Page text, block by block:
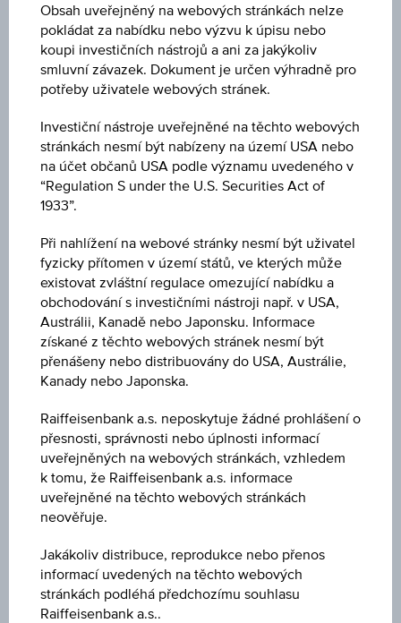
EVROPA
Obsah uveřejněný na webových stránkách nelze
pokládat za nabídku nebo výzvu k úpisu nebo
koupi investičních nástrojů a ani za jakýkoliv
smluvní závazek. Dokument je určen výhradně pro
potřeby uživatele webových stránek.
Investiční nástroje uveřejněné na těchto webových
stránkách nesmí být nabízeny na území USA nebo
na účet občanů USA podle významu uvedeného v
“Regulation S under the U.S. Securities Act of
1933”.
Při nahlížení na webové stránky nesmí být uživatel
fyzicky přítomen v území států, ve kterých může
existovat zvláštní regulace omezující nabídku a
obchodování s investičními nástroji např. v USA,
Austrálii, Kanadě nebo Japonsku. Informace
získané z těchto webových stránek nesmí být
přenášeny nebo distribuovány do USA, Austrálie,
Kanady nebo Japonska.
Raiffeisenbank a.s. neposkytuje žádné prohlášení o
přesnosti, správnosti nebo úplnosti informací
uveřejněných na webových stránkách, vzhledem
k tomu, že Raiffeisenbank a.s. informace
uveřejněné na těchto webových stránkách
neověřuje.
Jakákoliv distribuce, reprodukce nebo přenos
informací uvedených na těchto webových
stránkách podléhá předchozímu souhlasu
Raiffeisenbank a.s..